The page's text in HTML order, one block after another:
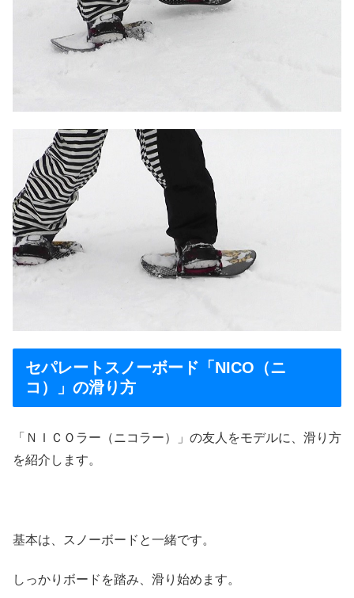
セパレートスノーボード「NICO（ニ
コ）」の滑り方
「ＮＩＣＯラー（ニコラー）」の友人をモデルに、滑り方
を紹介します。
基本は、スノーボードと一緒です。
しっかりボードを踏み、滑り始めます。